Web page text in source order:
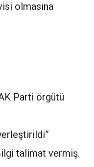
olmasına
Parti örgütü
talimat vermiş.